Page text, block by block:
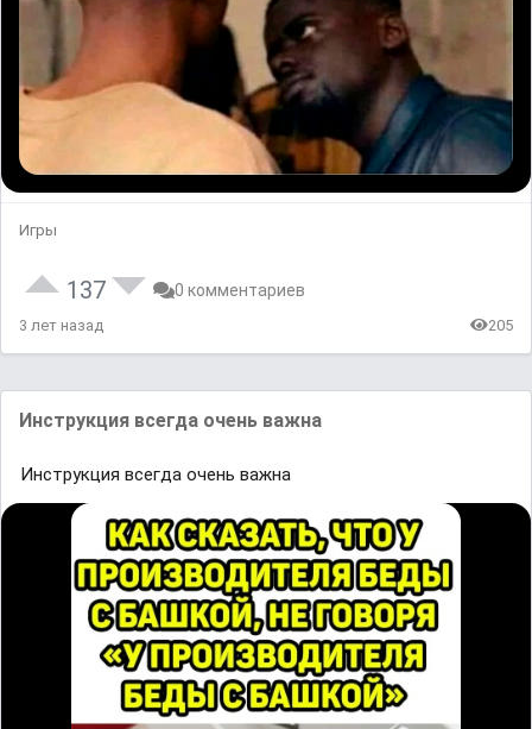
Игры
137 0 комментариев
3 лет назад 205
Инструкция всегда очень важна
Инструкция всегда очень важна